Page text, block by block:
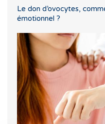
Le don d’ovocytes,
émotionnel ?